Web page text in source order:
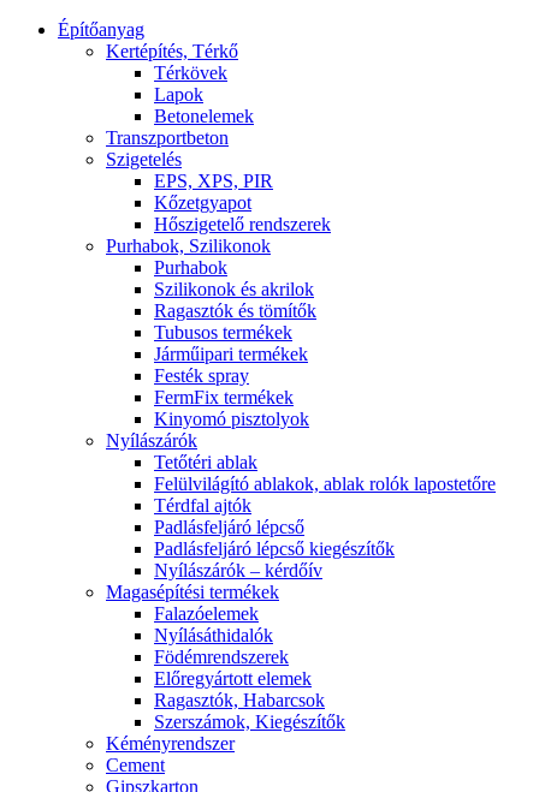
Építőanyag
Kertépítés, Térkő
Térkövek
Lapok
Betonelemek
Transzportbeton
Szigetelés
EPS, XPS, PIR
Kőzetgyapot
Hőszigetelő rendszerek
Purhabok, Szilikonok
Purhabok
Szilikonok és akrilok
Ragasztók és tömítők
Tubusos termékek
Járműipari termékek
Festék spray
FermFix termékek
Kinyomó pisztolyok
Nyílászárók
Tetőtéri ablak
Felülvilágító ablakok, ablak rolók lapostetőre
Térdfal ajtók
Padlásfeljáró lépcső
Padlásfeljáró lépcső kiegészítők
Nyílászárók – kérdőív
Magasépítési termékek
Falazóelemek
Nyílásáthidalók
Födémrendszerek
Előregyártott elemek
Ragasztók, Habarcsok
Szerszámok, Kiegészítők
Kéményrendszer
Cement
Gipszkarton